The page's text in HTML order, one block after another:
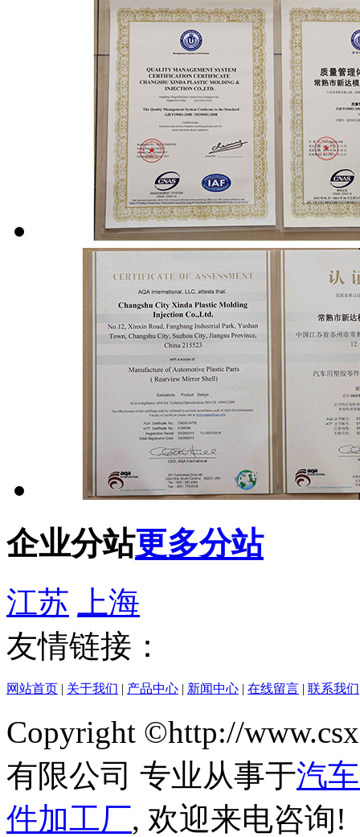
企业分站更多分站
江苏
上海
友情链接：
网站首页 | 关于我们 | 产品中心 | 新闻中心 | 在线留言 | 联系我们
Copyright ©http://
有限公司 专业从事于汽
件加工厂, 欢迎来电咨询!